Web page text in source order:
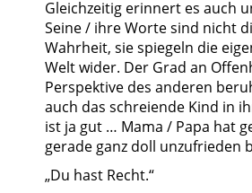
Gleichzeitig erinnert es auch
Seine / ihre Worte sind nicht
Wahrheit, sie spiegeln die
Welt wider. Der Grad an
Perspektive des anderen
auch das schreiende Kind in
ist ja gut … Mama / Papa hat
gerade ganz doll unzufrieden
„Du hast Recht.“